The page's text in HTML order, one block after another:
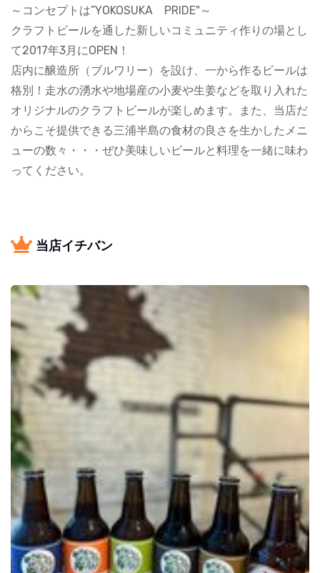
～コンセプトは”YOKOSUKA PRIDE"～
クラフトビールを通した新しいコミュニティ作りの場とし
て2017年3月にOPEN！
店内に醸造所（ブルワリー）を設け、一から作るビールは
格別！走水の湧水や地場産の小麦や生姜などを取り入れた
オリジナルのクラフトビールが楽しめます。また、当店だ
からこそ提供できる三浦半島の食材の良さを生かしたメニ
ューの数々・・・ぜひ美味しいビールと料理を一緒に味わ
ってください。
当店イチバン